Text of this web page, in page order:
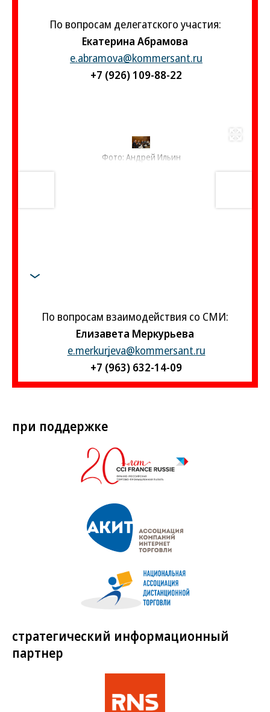
По вопросам делегатского участия:
Екатерина Абрамова
e.abramova@kommersant.ru
+7 (926) 109-88-22
Развернуть на весь экран
Фото: Андрей Ильин
По вопросам взаимодействия со СМИ:
Елизавета Меркурьева
e.merkurjeva@kommersant.ru
+7 (963) 632-14-09
при поддержке
стратегический информационный
партнер